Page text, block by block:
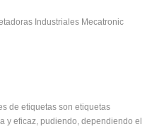
de etiquetas son etiquetas
y eficaz, pudiendo, dependiendo el